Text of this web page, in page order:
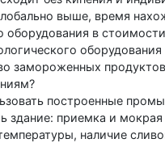
выше, время
в
замороженных
построенные
здание: приемка и
наличие